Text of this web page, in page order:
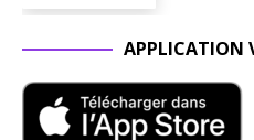
APPLICATION